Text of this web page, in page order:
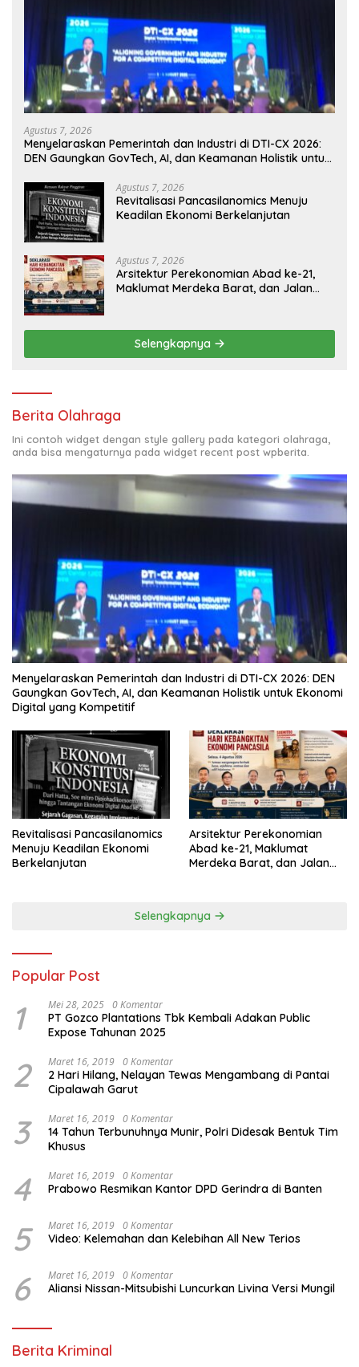
Agustus 7, 2026
Menyelaraskan Pemerintah dan Industri di DTI-CX 2026:
DEN Gaungkan GovTech, AI, dan Keamanan Holistik untuk
Agustus 7, 2026
Revitalisasi Pancasilanomics Menuju
Keadilan Ekonomi Berkelanjutan
Agustus 7, 2026
Arsitektur Perekonomian Abad ke-21,
Maklumat Merdeka Barat, dan Jalan
Selengkapnya
Berita Olahraga
Ini contoh widget dengan style gallery pada kategori olahraga,
anda bisa mengaturnya pada widget recent post wpberita.
Menyelaraskan Pemerintah dan Industri di DTI-CX 2026: DEN
Gaungkan GovTech, AI, dan Keamanan Holistik untuk Ekonomi
Digital yang Kompetitif
Revitalisasi Pancasilanomics
Menuju Keadilan Ekonomi
Berkelanjutan
Arsitektur Perekonomian
Abad ke-21, Maklumat
Merdeka Barat, dan Jalan
Selengkapnya
Popular Post
1 Mei 28, 2025 0 Komentar
PT Gozco Plantations Tbk Kembali Adakan Public
Expose Tahunan 2025
2 Maret 16, 2019 0 Komentar
2 Hari Hilang, Nelayan Tewas Mengambang di Pantai
Cipalawah Garut
3 Maret 16, 2019 0 Komentar
14 Tahun Terbunuhnya Munir, Polri Didesak Bentuk Tim
Khusus
4 Maret 16, 2019 0 Komentar
Prabowo Resmikan Kantor DPD Gerindra di Banten
5 Maret 16, 2019 0 Komentar
Video: Kelemahan dan Kelebihan All New Terios
6 Maret 16, 2019 0 Komentar
Aliansi Nissan-Mitsubishi Luncurkan Livina Versi Mungil
Berita Kriminal